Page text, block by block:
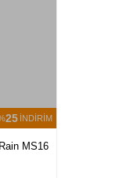
25 İNDİRİM
MS16